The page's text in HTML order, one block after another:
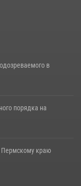
в
порядка на
Пермскому краю